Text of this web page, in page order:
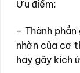
Ưu điểm:
– Thành
nhờn của cơ
hay gây kích